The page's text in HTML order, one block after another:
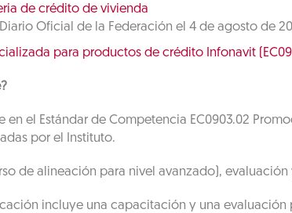
de crédito de vivienda
Oficial de la Federación el 4 de agosto de
para productos de crédito Infonavit
en el Estándar de Competencia EC0903.02
por el Instituto.
de alineación para nivel avanzado),
incluye una capacitación y una